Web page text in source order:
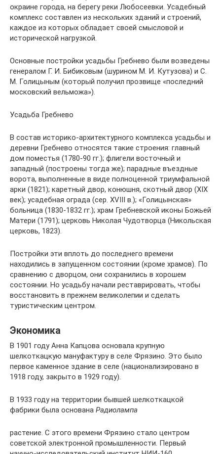
окраине города, на берегу реки Любосеевки. Усадебный
комплекс составлен из нескольких зданий и строений,
каждое из которых обладает своей смысловой и
исторической нагрузкой.
Основные постройки усадьбы Гребнево были возведены
генералом Г. И. Бибиковым (шурином М. И. Кутузова) и С.
М. Голицыным (который получил прозвище «последний
московский вельможа»).
Усадьба Гребнево
В состав историко-архитектурного комплекса усадьбы и
деревни Гребнево относятся такие строения: главный
дом поместья (1780-90 гг.); флигели восточный и
западный (построены тогда же); парадные въездные
ворота, выполненные в виде полноценной триумфальной
арки (1821); каретный двор, конюшня, скотный двор (XIX
век); усадебная ограда (сер. XVIII в.); «Голицынская»
больница (1830-1832 гг.); храм Гребневской иконы Божьей
Матери (1791); церковь Николая Чудотворца (Никольская
церковь, 1823).
Постройки эти вплоть до последнего времени
находились в запущенном состоянии (кроме храмов). По
сравнению с дворцом, они сохранились в хорошем
состоянии. Но усадьбу начали реставрировать, чтобы
восстановить в прежнем великолепии и сделать
туристическим центром.
Экономика
В 1901 году Анна Капцова основала крупную
шелкоткацкую мануфактуру в селе Фрязино. Это было
первое каменное здание в селе (национализировано в
1918 году, закрыто в 1929 году).
В 1933 году на территории бывшей шелкоткацкой
фабрики была основана Радиолампа
растение. С этого времени Фрязино стало центром
советской электронной промышленности. Первый